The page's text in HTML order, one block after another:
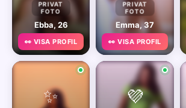
PRIVAT
FOTO
Ebba, 26
👀 VISA PROFIL
PRIVAT
FOTO
Emma, 37
👀 VISA PROFIL
✨ 💜